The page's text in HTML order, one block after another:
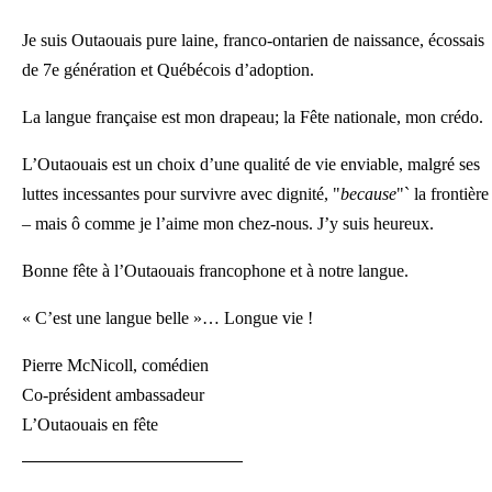
Je suis Outaouais pure laine, franco-ontarien de naissance, écossais
de 7e génération et Québécois d’adoption.
La langue française est mon drapeau; la Fête nationale, mon crédo.
L’Outaouais est un choix d’une qualité de vie enviable, malgré ses
luttes incessantes pour survivre avec dignité, "because"` la frontière
– mais ô comme je l’aime mon chez-nous. J’y suis heureux.
Bonne fête à l’Outaouais francophone et à notre langue.
« C’est une langue belle »… Longue vie !
Pierre McNicoll, comédien
Co-président ambassadeur
L’Outaouais en fête